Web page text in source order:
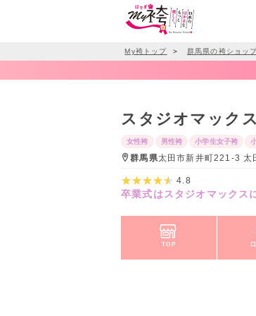
My袴トップ ＞ 群馬県の袴ショッ
スタジオマック
女性袴 男性袴 小学生女子袴
群馬県太田市新井町221-3 太
4.8
卒業式はスタジオマック
TOP